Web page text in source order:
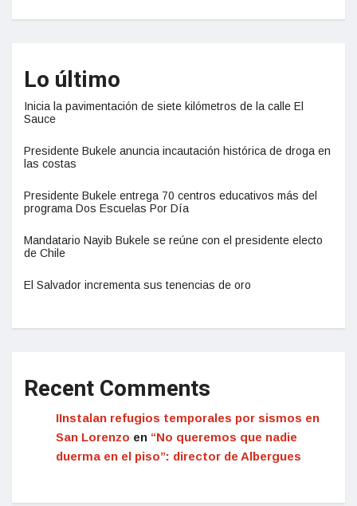
Lo último
Inicia la pavimentación de siete kilómetros de la calle El
Sauce
Presidente Bukele anuncia incautación histórica de droga en
las costas
Presidente Bukele entrega 70 centros educativos más del
programa Dos Escuelas Por Día
Mandatario Nayib Bukele se reúne con el presidente electo
de Chile
El Salvador incrementa sus tenencias de oro
Recent Comments
IInstalan refugios temporales por sismos en
San Lorenzo en “No queremos que nadie
duerma en el piso”: director de Albergues